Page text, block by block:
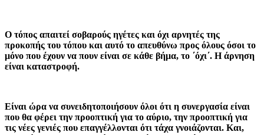
Ο τόπος απαιτεί σοβαρούς ηγέτες και όχι αρνητές της
προκοπής του τόπου και αυτό το απευθύνω προς όλους όσοι το
μόνο που έχουν να πουν είναι σε κάθε βήμα, το ΄όχι΄. Η άρνηση
είναι καταστροφή.
Είναι ώρα να συνειδητοποιήσουν όλοι ότι η συνεργασία είναι
που θα φέρει την προοπτική για το αύριο, την προοπτική για
τις νέες γενιές που επαγγέλλονται ότι τάχα γνοιάζονται. Και,